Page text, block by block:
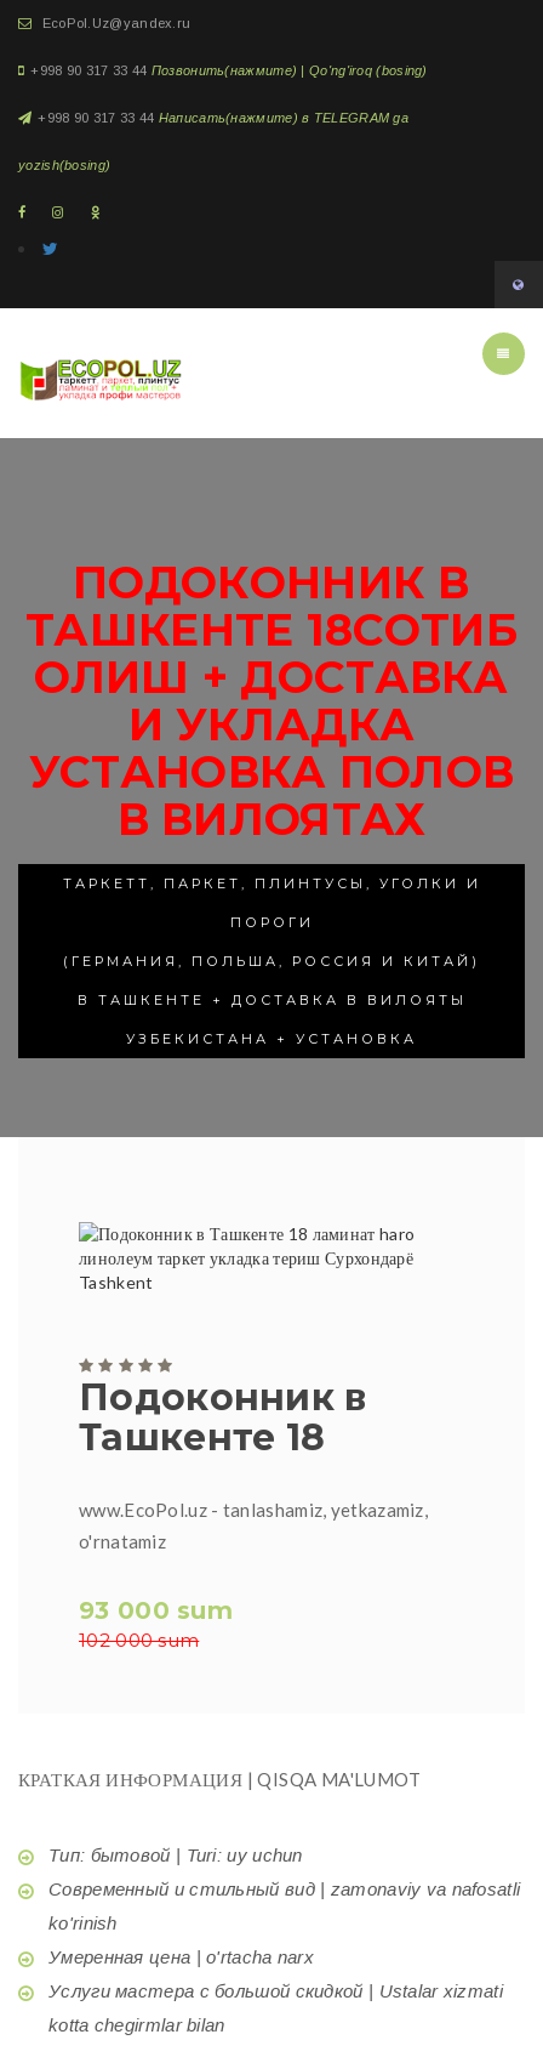
EcoPol.Uz@yandex.ru
+998 90 317 33 44 Позвонить(нажмите) | Qo'ng'iroq (bosing)
+998 90 317 33 44 Написать(нажмите) в TELEGRAM ga
yozish(bosing)
ПОДОКОННИК В
ТАШКЕНТЕ 18СОТИБ
ОЛИШ + ДОСТАВКА
И УКЛАДКА
УСТАНОВКА ПОЛОВ
В ВИЛОЯТАХ
ТАРКЕТТ, ПАРКЕТ, ПЛИНТУСЫ, УГОЛКИ И
ПОРОГИ
(ГЕРМАНИЯ, ПОЛЬША, РОССИЯ И КИТАЙ)
В ТАШКЕНТЕ + ДОСТАВКА В ВИЛОЯТЫ
УЗБЕКИСТАНА + УСТАНОВКА
Подоконник в
Ташкенте 18
www.EcoPol.uz - tanlashamiz, yetkazamiz,
o'rnatamiz
93 000 sum
102 000 sum
КРАТКАЯ ИНФОРМАЦИЯ | QISQA MA'LUMOT
Тип: бытовой | Turi: uy uchun
Современный и стильный вид | zamonaviy va nafosatli
ko'rinish
Умеренная цена | o'rtacha narx
Услуги мастера с большой скидкой | Ustalar xizmati
kotta chegirmlar bilan